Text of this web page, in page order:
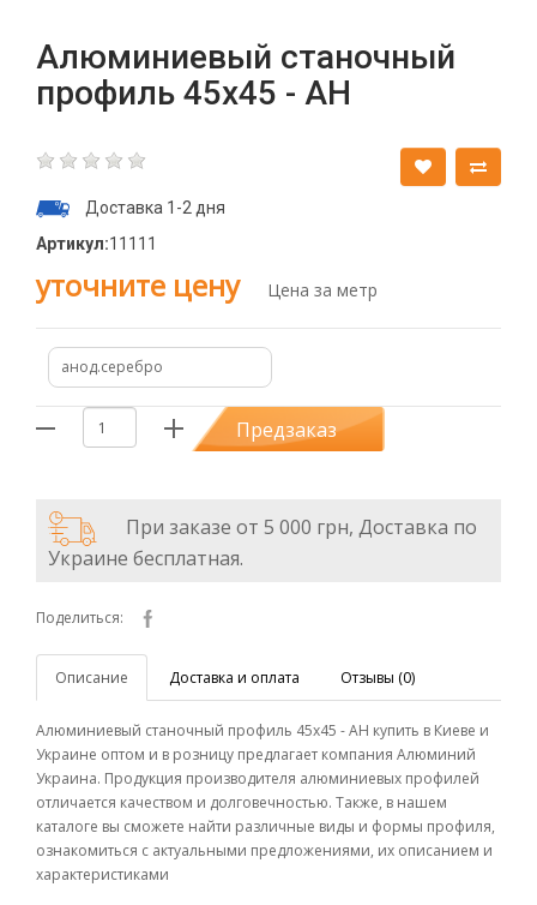
Алюминиевый станочный
профиль 45х45 - АН
Доставка 1-2 дня
Артикул:11111
уточните цену Цена за метр
анод.серебро
Предзаказ
При заказе от 5 000 грн, Доставка по
Украине бесплатная.
Поделиться:
Описание Доставка и оплата Отзывы (0)
Алюминиевый станочный профиль 45х45 - АН купить в Киеве и
Украине оптом и в розницу предлагает компания Алюминий
Украина. Продукция производителя алюминиевых профилей
отличается качеством и долговечностью. Также, в нашем
каталоге вы сможете найти различные виды и формы профиля,
ознакомиться с актуальными предложениями, их описанием и
характеристиками